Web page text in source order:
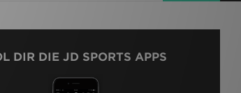
DIR DIE JD SPORTS APPS